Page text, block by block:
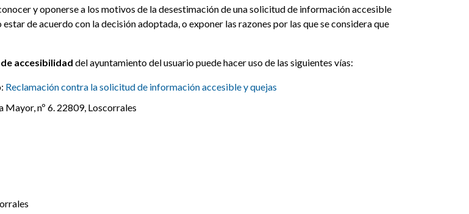
y oponerse a los motivos de la desestimación de una solicitud de información accesible
de acuerdo con la decisión adoptada, o exponer las razones por las que se considera que
accesibilidad del ayuntamiento del usuario puede hacer uso de las siguientes vías:
Reclamación contra la solicitud de información accesible y quejas
Mayor, nº 6. 22809, Loscorrales